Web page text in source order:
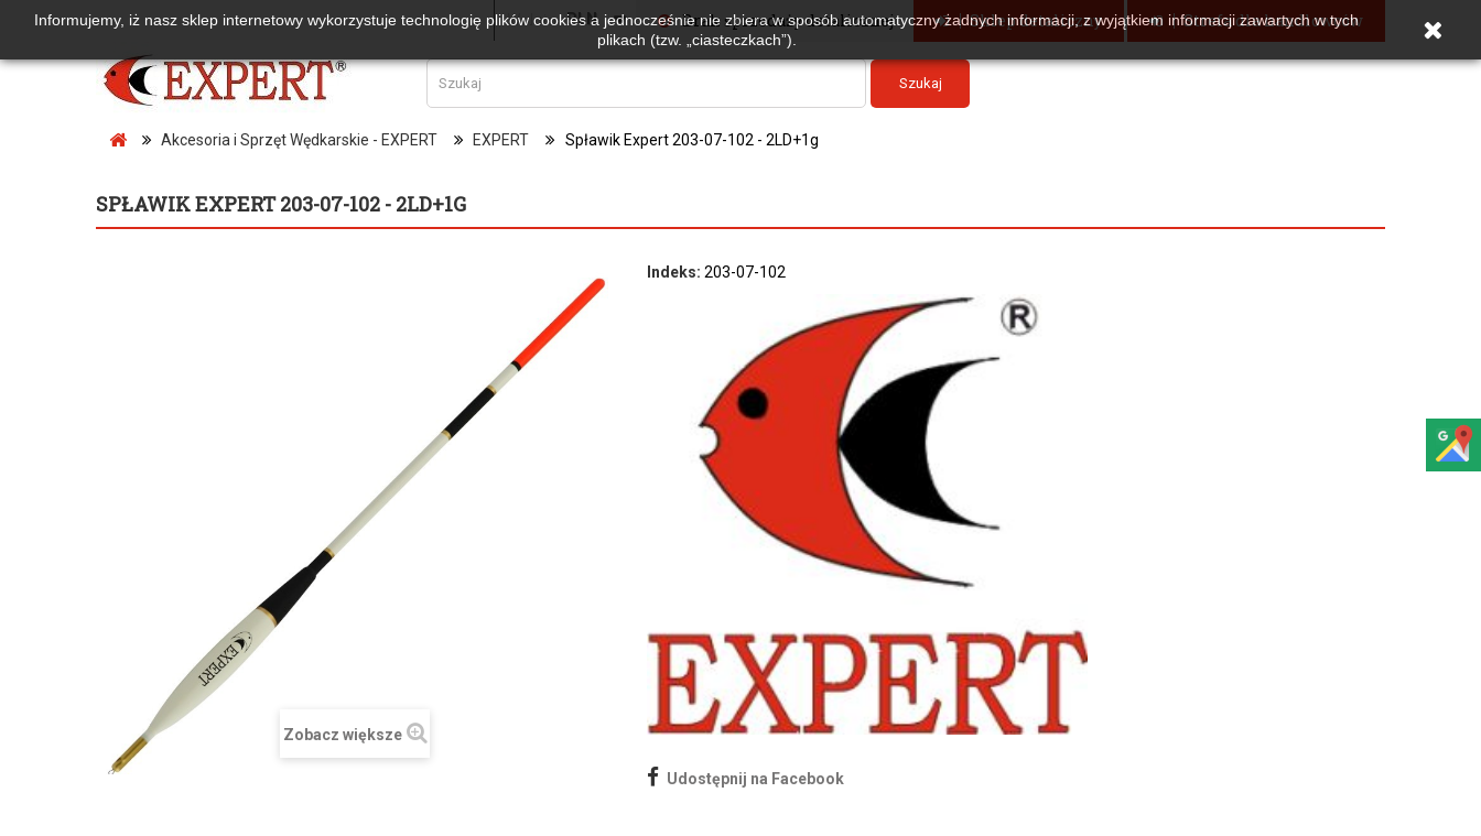
Brak sprzedaży detalicznej Sklep detaliczny Strefa dla handlowców
Waluta : PLN
Szukaj
Akcesoria i Sprzęt Wędkarskie - EXPERT EXPERT Spławik Expert 203-07-102 - 2LD+1g
SPŁAWIK EXPERT 203-07-102 - 2LD+1G
Zobacz większe
Indeks: 203-07-102
Udostępnij na Facebook
Informujemy, iż nasz sklep internetowy wykorzystuje technologię plików cookies a jednocześnie nie zbiera w sposób automatyczny żadnych informacji, z wyjątkiem informacji zawartych w tych
plikach (tzw. „ciasteczkach”).